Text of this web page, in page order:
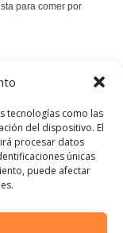
tecnologías como las
del dispositivo. El
procesar datos
únicas
puede afectar
para comer por
Vizcaya